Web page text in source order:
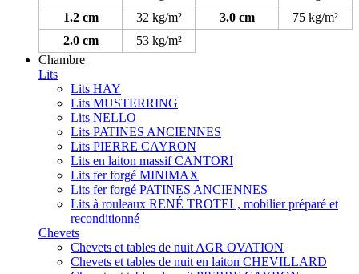
1.2 cm
32 kg/m² 3.0 cm
75 kg/m²
2.0 cm
53 kg/m²
Chambre
Lits
Lits HAY
Lits MUSTERRING
Lits NELLO
Lits PATINES ANCIENNES
Lits PIERRE CAYRON
Lits en laiton massif CANTORI
Lits fer forgé MINIMAX
Lits fer forgé PATINES ANCIENNES
Lits à rouleaux RENÉ TROTEL, mobilier préparé et
reconditionné
Chevets
Chevets et tables de nuit AGR OVATION
Chevets et tables de nuit en laiton CHEVILLARD